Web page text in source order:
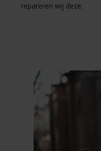
repareren wij deze.